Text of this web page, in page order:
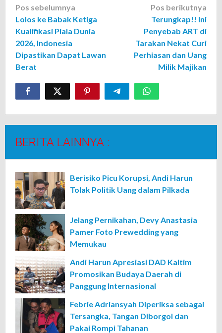
Navigasi
pos
Pos sebelumnya
Lolos ke Babak Ketiga
Kualifikasi Piala Dunia
2026, Indonesia
Dipastikan Dapat Lawan
Berat
Pos berikutnya
Terungkap!! Ini
Penyebab ART di
Tarakan Nekat Curi
Perhiasan dan Uang
Milik Majikan
BERITA LAINNYA :
Berisiko Picu Korupsi, Andi Harun
Tolak Politik Uang dalam Pilkada
Jelang Pernikahan, Devy Anastasia
Pamer Foto Prewedding yang
Memukau
Andi Harun Apresiasi DAD Kaltim
Promosikan Budaya Daerah di
Panggung Internasional
Febrie Adriansyah Diperiksa sebagai
Tersangka, Tangan Diborgol dan
Pakai Rompi Tahanan